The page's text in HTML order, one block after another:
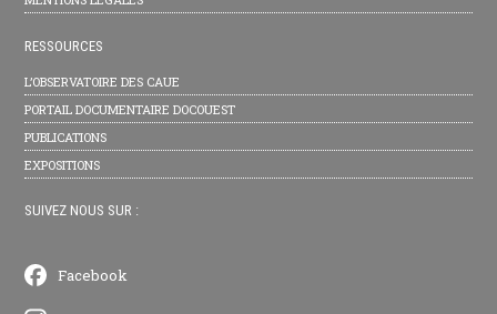
RESSOURCES
L’OBSERVATOIRE DES CAUE
PORTAIL DOCUMENTAIRE DOCOUEST
PUBLICATIONS
EXPOSITIONS
SUIVEZ NOUS SUR :
Facebook